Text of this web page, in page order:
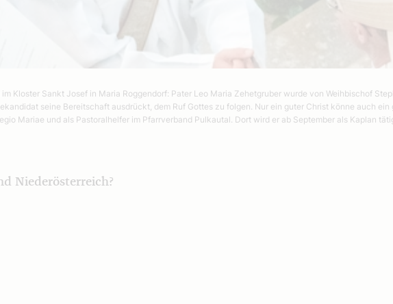
Kloster Sankt Josef in Maria Roggendorf: Pater Leo Maria Zehetgruber wurde von Weihbischof
seine Bereitschaft ausdrückt, dem Ruf Gottes zu folgen. Nur ein guter Christ könne auch
Mariae und als Pastoralhelfer im Pfarrverband Pulkautal. Dort wird er ab September als Kaplan
Niederösterreich?